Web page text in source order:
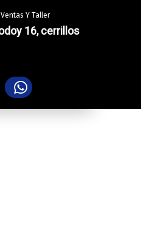
Y Taller
16, cerrillos